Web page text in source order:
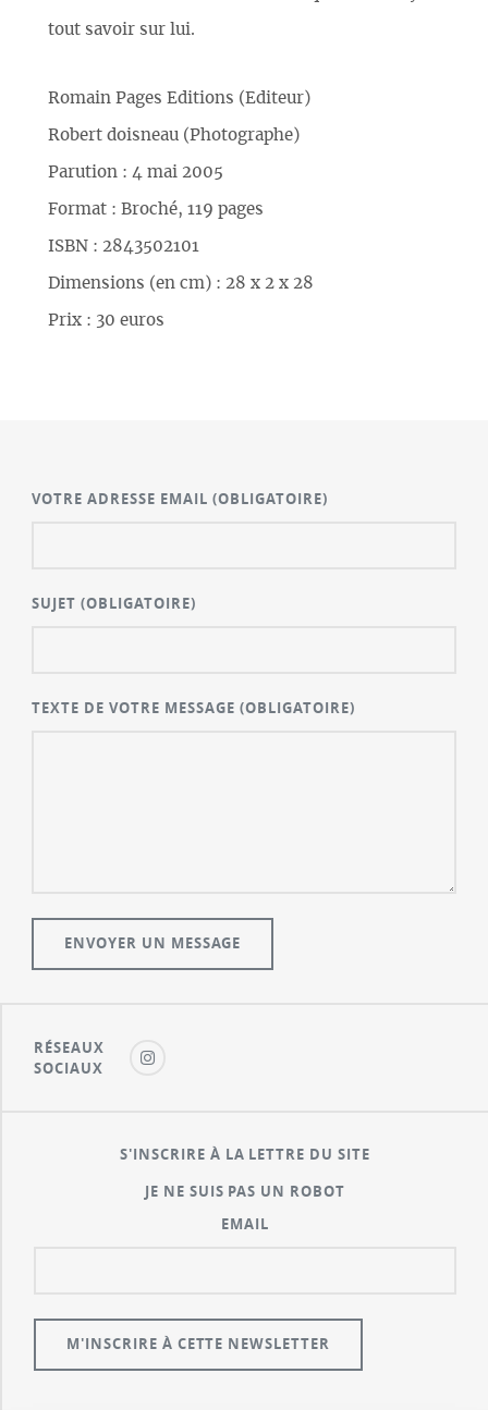
tout savoir sur lui.
Romain Pages Editions (Editeur)
Robert doisneau (Photographe)
Parution : 4 mai 2005
Format : Broché, 119 pages
ISBN : 2843502101
Dimensions (en cm) : 28 x 2 x 28
Prix : 30 euros
VOTRE ADRESSE EMAIL(OBLIGATOIRE)
SUJET(OBLIGATOIRE)
TEXTE DE VOTRE MESSAGE(OBLIGATOIRE)
RÉSEAUX
SOCIAUX
S'INSCRIRE À LA LETTRE DU SITE
JE NE SUIS PAS UN ROBOT
EMAIL